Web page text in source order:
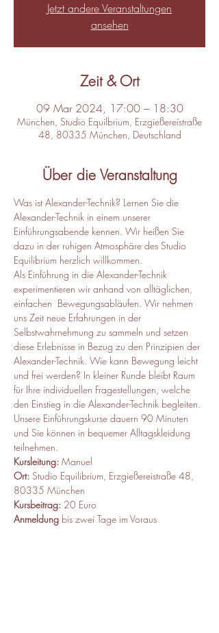
Jetzt andere Veranstaltungen
ansehen
Zeit & Ort
09 Mar 2024, 17:00 – 18:30
München, Studio Equilbrium, Erzgießereistraße
48, 80335 München, Deutschland
Über die Veranstaltung
Was ist Alexander-Technik? Lernen Sie die
Alexander-Technik in einem unserer
Einführungsabende kennen. Wir heißen Sie
dazu in der ruhigen Atmosphäre des Studio
Equilibrium herzlich willkommen.
Als Einführung in die Alexander-Technik
experimentieren wir anhand von alltäglichen,
einfachen  Bewegungsabläufen. Wir nehmen
uns Zeit neue Erfahrungen in der
Selbstwahrnehmung zu sammeln und setzen
diese Erlebnisse in Bezug zu den Prinzipien der
Alexander-Technik. Wie kann Bewegung leicht
und frei werden? In kleiner Runde bleibt Raum
für Ihre individuellen Fragestellungen, welche
den Einstieg in die Alexander-Technik begleiten.
Unsere Einführungskurse dauern 90 Minuten
und Sie können in bequemer Alltagskleidung
teilnehmen.
Kursleitung: Manuel
Ort: Studio Equilibrium, Erzgießereistraße 48,
80335 München
Kursbeitrag: 20 Euro
Anmeldung bis zwei Tage im Voraus